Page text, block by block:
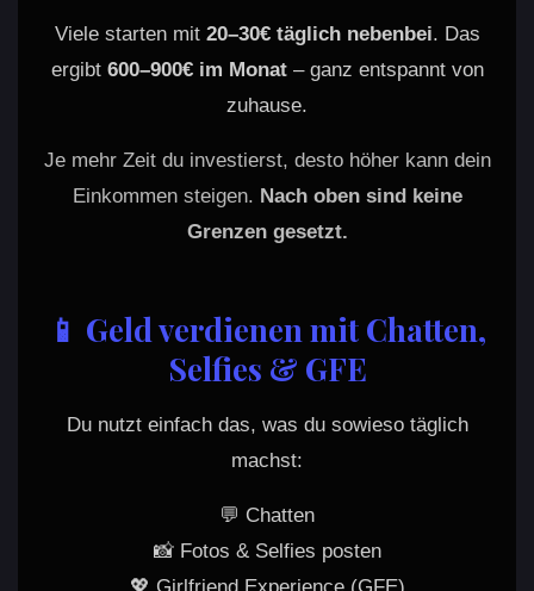
Viele starten mit 20–30€ täglich nebenbei. Das
ergibt 600–900€ im Monat– ganz entspannt von
zuhause.
Je mehr Zeit du investierst, desto höher kann dein
Einkommen steigen. Nach oben sind keine
Grenzen gesetzt.
📱 Geld verdienen mit Chatten,
Selfies & GFE
Du nutzt einfach das, was du sowieso täglich
machst:
💬 Chatten
📸 Fotos & Selfies posten
💖 Girlfriend Experience (GFE)